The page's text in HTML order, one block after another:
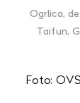
Ogrlica,
Taifun,
Foto: